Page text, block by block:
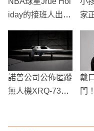
iday的接班人出現
力新人宣布參加選
秀
家
曝
諾普公司公佈匿蹤
無人機XRQ-73，
戴
門